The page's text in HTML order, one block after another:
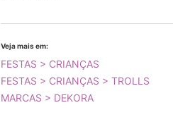
Veja mais em:
FESTAS > CRIANÇAS
FESTAS > CRIANÇAS > TROLLS
MARCAS > DEKORA